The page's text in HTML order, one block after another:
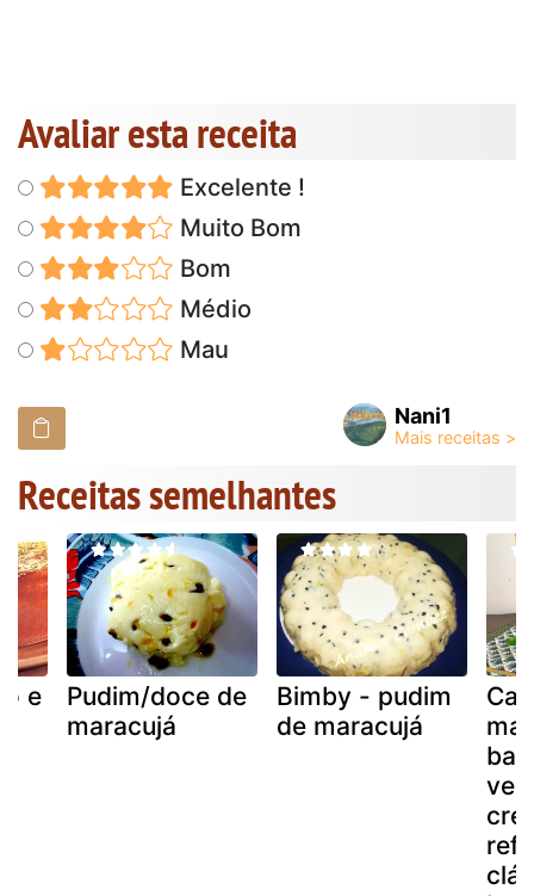
Avaliar esta receita
Excelente !
Muito Bom
Bom
Médio
Mau
Nani1
Receitas semelhantes
e
Pudim/doce de
maracujá
Bimby - pudim
de maracujá